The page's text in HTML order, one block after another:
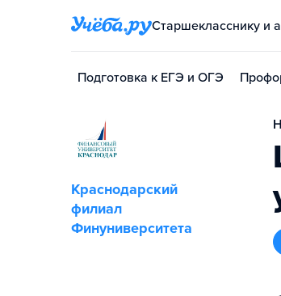
Старшекласснику и
Подготовка к ЕГЭ и ОГЭ
Краснодарский
филиал
Финуниверситета